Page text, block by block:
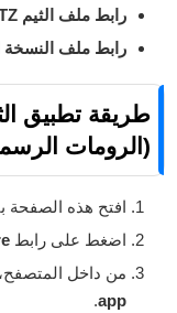
رابط ملف الثيم MTZ:
رابط ملف النسخة
(الرومات
افتح هذه الصفحة
اضغط على رابط
من داخل
app
.